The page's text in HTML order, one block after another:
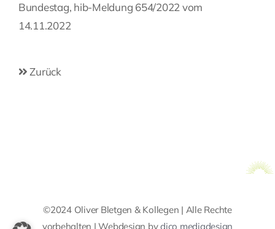
Bundestag, hib-Meldung 654/2022 vom
14.11.2022
Zurück
©2024 Oliver Bletgen & Kollegen | Alle Rechte
vorbehalten | Webdesign bydico mediadesign